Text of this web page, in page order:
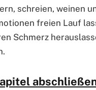
schreien, weinen
freien Lauf
Schmerz